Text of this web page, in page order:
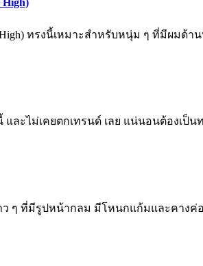
ทรงนี้เหมาะสำหรับหนุ่ม ๆ ที่มีผมด้า
ละไม่เคยตกเทรนด์ เลย แน่นอนต้องเป็
ว ๆ ที่มีรูปหน้ากลม มีโหนกแก้มและคางค่